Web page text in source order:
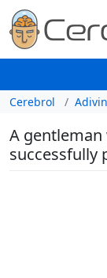
Cerebrol
A
successfully